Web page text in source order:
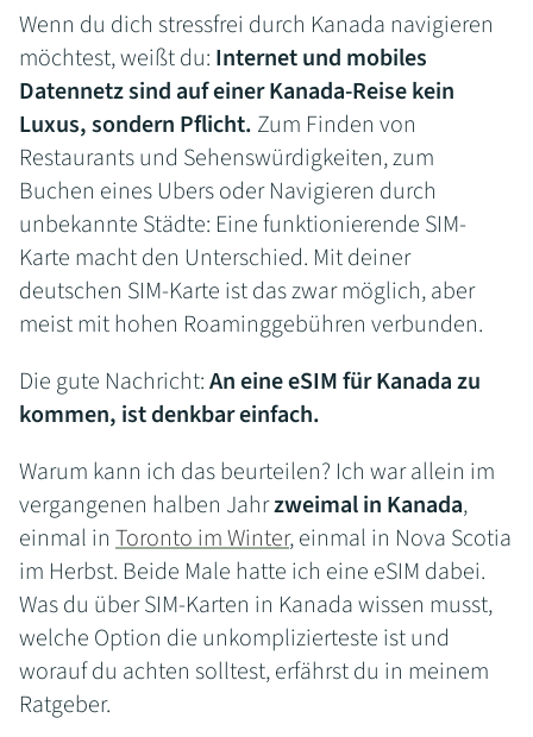
Wenn du dich stressfrei durch Kanada navigieren
möchtest, weißt du: Internet und mobiles
Datennetz sind auf einer Kanada-Reise kein
Luxus, sondern Pflicht. Zum Finden von
Restaurants und Sehenswürdigkeiten, zum
Buchen eines Ubers oder Navigieren durch
unbekannte Städte: Eine funktionierende SIM-
Karte macht den Unterschied. Mit deiner
deutschen SIM-Karte ist das zwar möglich, aber
meist mit hohen Roaminggebühren verbunden.
Die gute Nachricht:An eine eSIM für Kanada zu
kommen, ist denkbar einfach.
Warum kann ich das beurteilen? Ich war allein im
vergangenen halben Jahrzweimal in Kanada,
einmal in Toronto im Winter, einmal in Nova Scotia
im Herbst. Beide Male hatte ich eine eSIM dabei.
Was du über SIM-Karten in Kanada wissen musst,
welche Option die unkomplizierteste ist und
worauf du achten solltest, erfährst du in meinem
Ratgeber.